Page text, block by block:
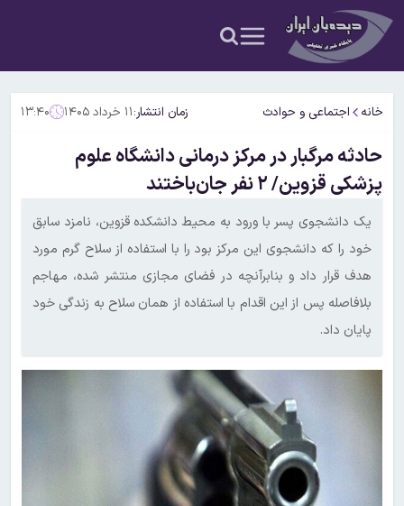
خانه اجتماعی و حوادث زمان انتشار:۱۱ خرداد ۱۴۰۵ ۱۳:۴۰
حادثه مرگبار در مرکز درمانی دانشگاه علوم
پزشکی قزوین/ ۲ نفر جان‌باختند
یک دانشجوی پسر با ورود به محیط دانشکده قزوین، نامزد سابق
خود را که دانشجوی این مرکز بود را با استفاده از سلاح گرم مورد
هدف قرار داد و بنابرآنچه در فضای مجازی منتشر شده، مهاجم
بلافاصله پس از این اقدام با استفاده از همان سلاح به زندگی خود
پایان داد.